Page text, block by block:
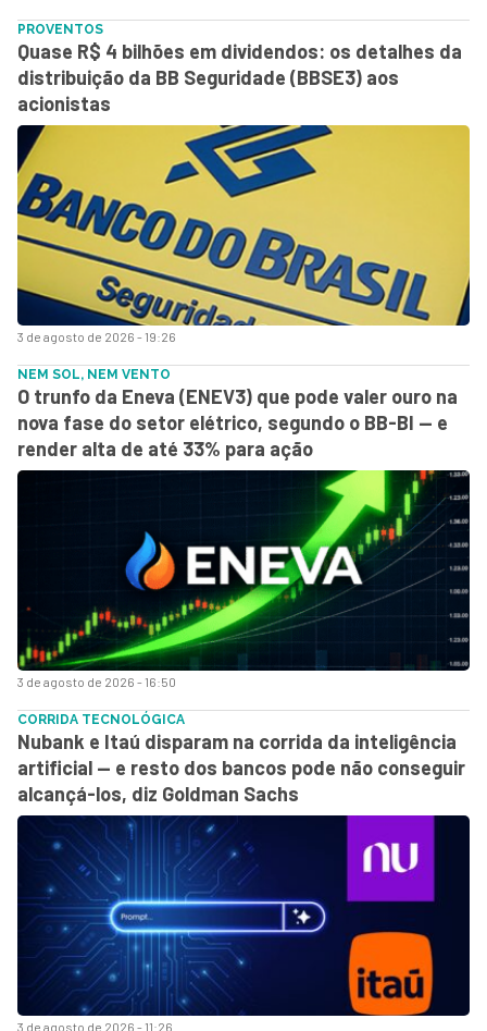
3 de agosto de 2026 - 19:26
PROVENTOS
Quase R$ 4 bilhões em dividendos: os detalhes da
distribuição da BB Seguridade (BBSE3) aos
acionistas
3 de agosto de 2026 - 16:50
NEM SOL, NEM VENTO
O trunfo da Eneva (ENEV3) que pode valer ouro na
nova fase do setor elétrico, segundo o BB-BI — e
render alta de até 33% para ação
3 de agosto de 2026 - 11:26
CORRIDA TECNOLÓGICA
Nubank e Itaú disparam na corrida da inteligência
artificial — e resto dos bancos pode não conseguir
alcançá-los, diz Goldman Sachs